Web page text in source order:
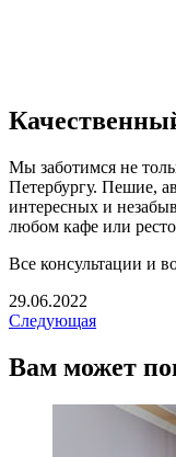
Мы заботимся не
Петербургу. Пешие,
интересных и
любом кафе или
Все консультации и
29.06.2022
Следующая
Вам может